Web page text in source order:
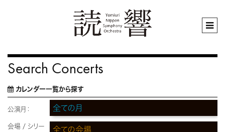
Search Concerts
カレンダー一覧から探す
公演月：
会場 / シリー